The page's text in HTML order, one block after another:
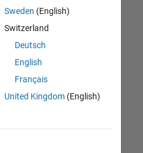
Sweden (English)
Switzerland
Deutsch
English
Français
United Kingdom(English)